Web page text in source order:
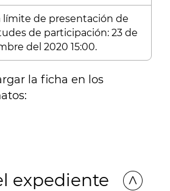
límite de presentación de
de participación: 23 de
del 2020 15:00.
la ficha en los
expediente